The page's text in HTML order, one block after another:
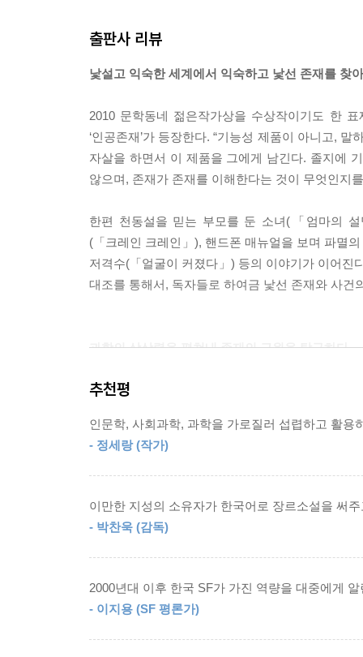
어떻게 대답해야 할지 망설이고 있는데 선생님이
나는 그렇게 말했어. 그랬더니 선생님이 설명을
행성은 주전원--- p.周轉圓)이라는 원을 따라 도는
꼬불꼬불한 모양으로 움직인다. 저 꼬불꼬불한
배운 대로였어. 그랬더니 선생님이 이렇게 말하는
“니네 나라에서는 그렇게 가르치냐?”
있다는 걸 그날 처음 알게 된 거야. 그래서 깜짝 놀
--- pp.58~59
그때 버스기사가 차에 올라타더니 문을 닫고 사
눈을 감았다. 그리움이 맞닿았다. 맞대놓고 보니
경이가 나를 허공으로 들어 올렸다. 이성은 길을
는, 우리가 만났기 때문에 시작된 이 모든 일. 그게
마로하라는 사람이 누구인지는 더더욱 알 수 없게
다봐도 평범하고 어리기만 했다. 그리고 이야기
자동반응이라는 현상이 나타나요. 합체되고 나면
그래서 그 집단자아가 손상을 입는 걸 참지를 못해
출판사 리뷰
낯설고 익숙한 세계에서 익숙하고 낯선 존재를 찾
2010 문학동네 젊은작가상을 수상작이기도 한
‘인공존재’가 등장한다. “기능성 제품이 아니고,
자살을 하면서 이 제품을 그에게 남긴다. 졸지에
않으며, 존재가 존재를 이해한다는 것이 무엇인지
한편 천동설을 믿는 부모를 둔 소녀(「엄마의
(「크레인 크레인」), 핸드폰 매뉴얼을 보며 파멸
저격수(「얼굴이 커졌다」) 등의 이야기가 이어진
대조를 통해서, 독자들로 하여금 낯선 존재와 사건
과학의 상상력을 펼쳐내 존재의 근원을 탐구하다
배명훈의 상상력은 서사의 참신성에만 기여하는
주인공이 한 인간으로서 어떻게 상처를 딛고 자
고귀한 출생의 비밀을 만들어주는 「엄마의 설
「크레인 크레인」의 기중신처럼 작가의 상상
배명훈은 예언자의 숙명을 타고난 어린 조카
활용하면서 묵묵히 ‘존재’의 의미를 묻는 멀고
작가의 위치에 이른 작가의 지적이며 서정적인
선연한 존재 폭발을 일으키게 될 것이다.
추천평
인문학, 사회과학, 과학을 가로질러 섭렵하고 활용
- 정세랑 (작가)
이만한 지성의 소유자가 한국어로 장르소설을 써
- 박찬욱 (감독)
2000년대 이후 한국 SF가 가진 역량을 대중에게
- 이지용 (SF 평론가)